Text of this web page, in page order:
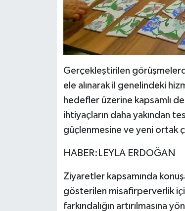
Gerçekleştirilen
ele alınarak il genelindeki
hedefler üzerine kapsamlı
ihtiyaçların daha yakından
güçlenmesine ve yeni ortak
HABER:LEYLA ERDOĞAN
Ziyaretler kapsamında
gösterilen misafirperverlik
farkındalığın artırılmasına